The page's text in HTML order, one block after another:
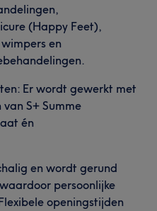
(Happy Feet),
en
Er wordt gewerkt met
S+ Summe
én
en wordt gerund
persoonlijke
openingstijden